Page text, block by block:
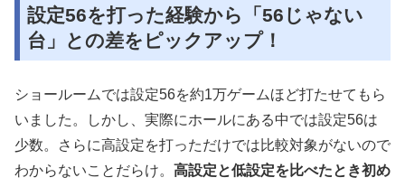
設定56を打った経験から「56じゃない
台」との差をピックアップ！
ショールームでは設定56を約1万ゲームほど打たせてもら
いました。しかし、実際にホールにある中では設定56は
少数。さらに高設定を打っただけでは比較対象がないので
わからないことだらけ。 高設定と低設定を比べたとき初め